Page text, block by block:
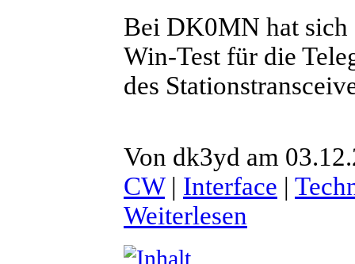
Bei DK0MN hat sich
Win-Test für die
des
Von dk3yd am
CW| Interface |
Weiterlesen